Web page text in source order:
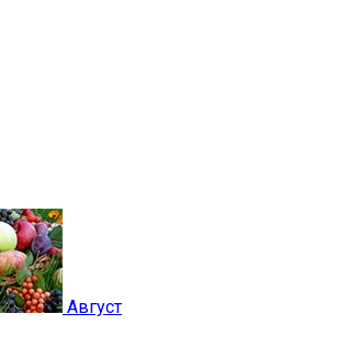
Август